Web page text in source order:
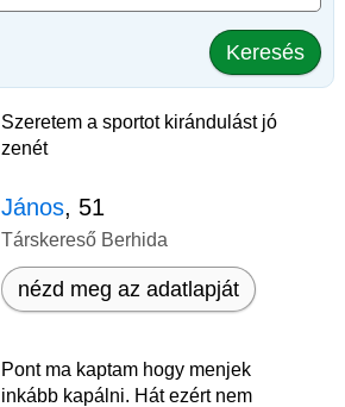
Keresés
Szeretem a sportot kirándulást jó
zenét
János, 51
Társkereső Berhida
nézd meg az adatlapját
Pont ma kaptam hogy menjek
inkább kapálni. Hát ezért nem